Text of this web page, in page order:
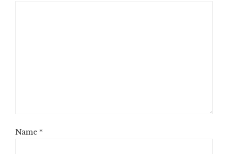
Name *